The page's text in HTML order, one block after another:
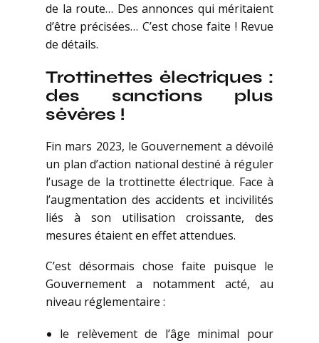
de la route… Des annonces qui méritaient
d’être précisées… C’est chose faite ! Revue
de détails.
Trottinettes électriques :
des sanctions plus
sévères !
Fin mars 2023, le Gouvernement a dévoilé
un plan d’action national destiné à réguler
l’usage de la trottinette électrique. Face à
l’augmentation des accidents et incivilités
liés à son utilisation croissante, des
mesures étaient en effet attendues.
C’est désormais chose faite puisque le
Gouvernement a notamment acté, au
niveau réglementaire :
le relèvement de l’âge minimal pour